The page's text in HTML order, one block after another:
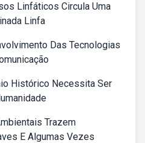
Linfáticos Circula Uma
Linfa
Das Tecnologias
Histórico Necessita Ser
Trazem
E Algumas Vezes